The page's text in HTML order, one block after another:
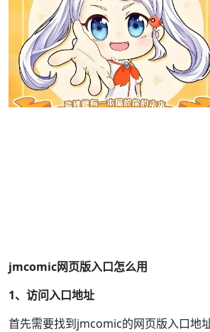
jmcomic网页版入口怎么用
1、访问入口地址
首先需要找到jmcomic的网页版入口地